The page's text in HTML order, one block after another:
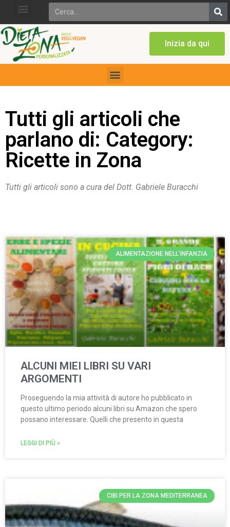
Inizia da qui
Tutti gli articoli che
parlano di: Category:
Ricette in Zona
Tutti gli articoli sono a cura del Dott. Gabriele Buracchi
ALIMENTAZIONE NELL'INFANZIA
ALCUNI MIEI LIBRI SU VARI
ARGOMENTI
Proseguendo la mia attività di autore ho pubblicato in
questo ultimo periodo alcuni libri su Amazon che spero
possano interessare. Quelli che presento in questa
LEGGI DI PIÙ »
CIBI PER LA ZONA MEDITERRANEA